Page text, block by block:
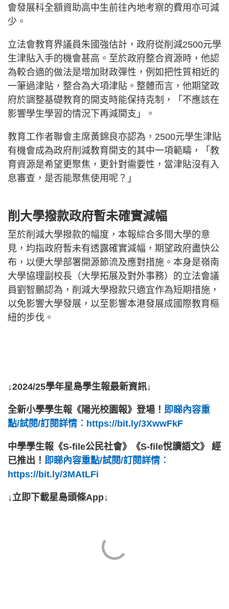
會發展科全額資助高中生前往內地考察的費用亦可減
少。
立法會教育界議員朱國強估計，政府從削減2500元學
生津貼入手的機會甚高。至於政府整合資源時，他認
為較合適的做法是增加財政彈性，例如把性質相近的
一筆過津貼，整合為大項津貼。整體而言，他期望政
府於調整基礎教育的開支時能保持克制，「不應該在
影響學生學習的情況下再減開支」。
教育工作者聯會主席黃錦良亦認為，2500元學生津貼
有機會成為政府削減教育開支的其中一項範疇，「教
育資源是希望更聚焦，更針對需要性，當津貼沒有入
息審查，是否能聚焦使用呢？」
削大學撥款政府暫未確實減幅
至於削減大學撥款的幅度，本報綜合多間大學的意
見，均指政府暫未有透露確實減幅，期望政府盡快公
布，以便大學部署開源節流及應對措施。本身是嶺南
大學協理副校長（大學拓展及對外事務）的立法會議
員劉智鵬認為，削減大學撥款只適宜作為短期措施，
以免影響大學發展，以至影響本港發展成國際教育樞
紐的步伐。
↓2024/25學年星島學生報最新資訊↓
全新小學學生報《陽光校園報》登場！ 即睇內容重
點/試閱/訂閱詳情︰https://bit.ly/3XwwFkF
中學學生報《S-file公民社會》《S-file悅讀語文》 經
已推出！ 即睇內容重點/試閱/訂閱詳情︰
https://bit.ly/3MAtLFi
↓立即下載星島頭條App↓